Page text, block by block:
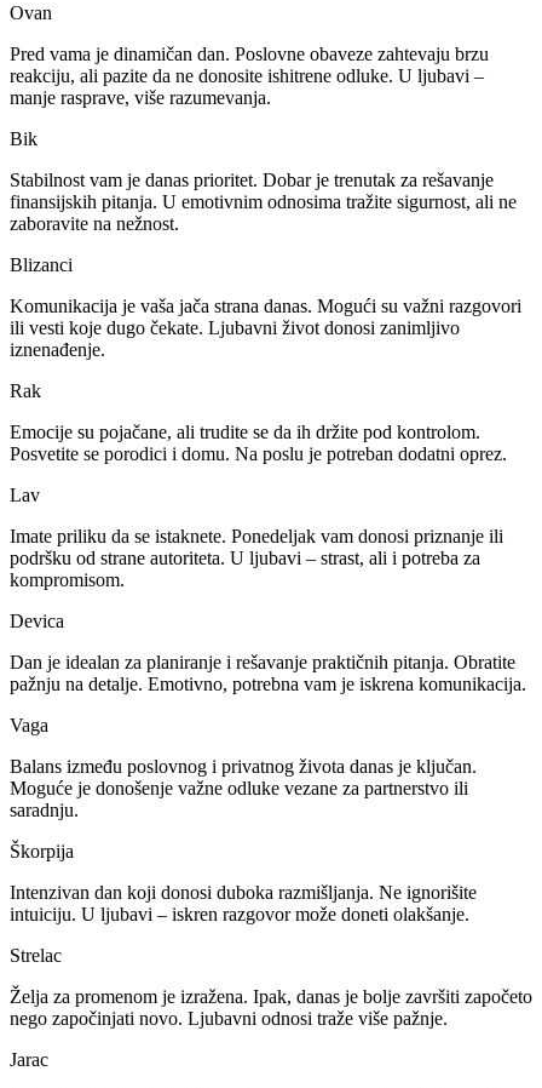
Ovan
Pred vama je dinamičan dan. Poslovne obaveze zahtevaju brzu
reakciju, ali pazite da ne donosite ishitrene odluke. U ljubavi –
manje rasprave, više razumevanja.
Bik
Stabilnost vam je danas prioritet. Dobar je trenutak za rešavanje
finansijskih pitanja. U emotivnim odnosima tražite sigurnost, ali ne
zaboravite na nežnost.
Blizanci
Komunikacija je vaša jača strana danas. Mogući su važni razgovori
ili vesti koje dugo čekate. Ljubavni život donosi zanimljivo
iznenađenje.
Rak
Emocije su pojačane, ali trudite se da ih držite pod kontrolom.
Posvetite se porodici i domu. Na poslu je potreban dodatni oprez.
Lav
Imate priliku da se istaknete. Ponedeljak vam donosi priznanje ili
podršku od strane autoriteta. U ljubavi – strast, ali i potreba za
kompromisom.
Devica
Dan je idealan za planiranje i rešavanje praktičnih pitanja. Obratite
pažnju na detalje. Emotivno, potrebna vam je iskrena komunikacija.
Vaga
Balans između poslovnog i privatnog života danas je ključan.
Moguće je donošenje važne odluke vezane za partnerstvo ili
saradnju.
Škorpija
Intenzivan dan koji donosi duboka razmišljanja. Ne ignorišite
intuiciju. U ljubavi – iskren razgovor može doneti olakšanje.
Strelac
Želja za promenom je izražena. Ipak, danas je bolje završiti započeto
nego započinjati novo. Ljubavni odnosi traže više pažnje.
Jarac